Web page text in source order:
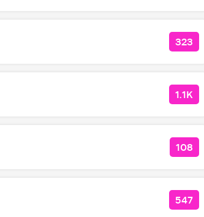
323
1.1K
108
547